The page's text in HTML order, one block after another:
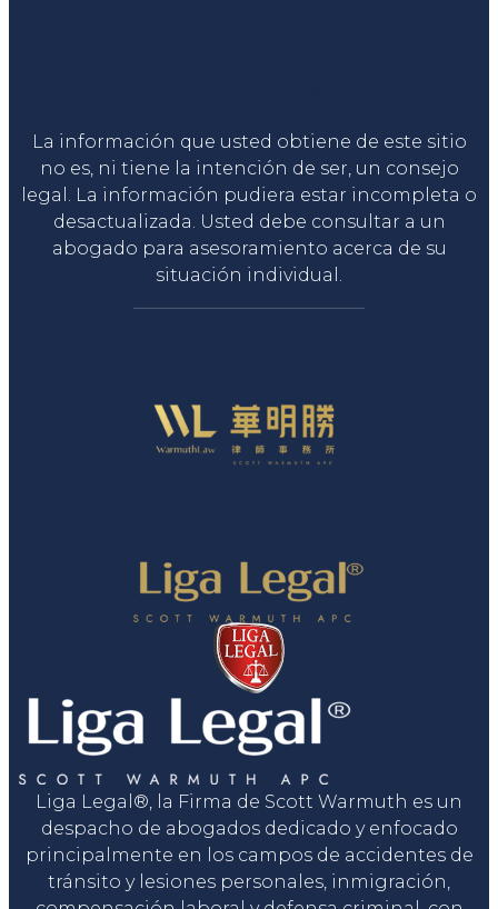
La información que usted obtiene de este sitio
no es, ni tiene la intención de ser, un consejo
legal. La información pudiera estar incompleta o
desactualizada. Usted debe consultar a un
abogado para asesoramiento acerca de su
situación individual.
Liga Legal®, la Firma de Scott Warmuth es un
despacho de abogados dedicado y enfocado
principalmente en los campos de accidentes de
tránsito y lesiones personales, inmigración,